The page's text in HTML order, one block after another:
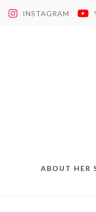
INSTAGRAM
ABOUT HER